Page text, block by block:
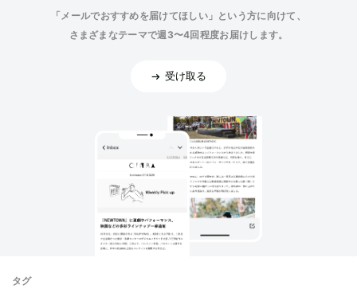
「メールでおすすめを届けてほしい」という方に向けて、
さまざまなテーマで週3〜4回程度お届けします。
受け取る
タグ